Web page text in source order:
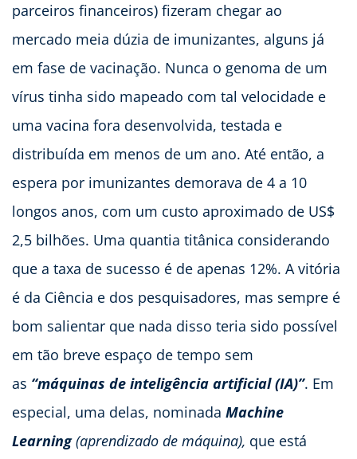
parceiros financeiros) fizeram chegar ao
mercado meia dúzia de imunizantes, alguns já
em fase de vacinação. Nunca o genoma de um
vírus tinha sido mapeado com tal velocidade e
uma vacina fora desenvolvida, testada e
distribuída em menos de um ano. Até então, a
espera por imunizantes demorava de 4 a 10
longos anos, com um custo aproximado de US$
2,5 bilhões. Uma quantia titânica considerando
que a taxa de sucesso é de apenas 12%. A vitória
é da Ciência e dos pesquisadores, mas sempre é
bom salientar que nada disso teria sido possível
em tão breve espaço de tempo sem
as “máquinas de inteligência artificial (IA)”. Em
especial, uma delas, nominada Machine
Learning(aprendizado de máquina), que está